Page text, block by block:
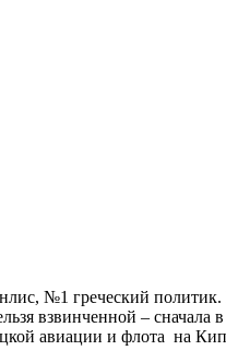
№1 греческий политик.
взвинченной – сначала в
авиации и флота на